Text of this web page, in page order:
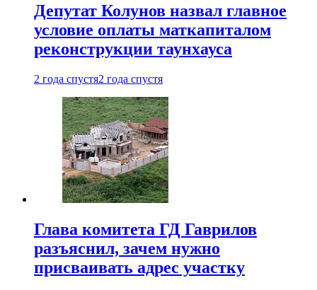
Депутат Колунов назвал главное
условие оплаты маткапиталом
реконструкции таунхауса
2 года спустя2 года спустя
Глава комитета ГД Гаврилов
разъяснил, зачем нужно
присваивать адрес участку